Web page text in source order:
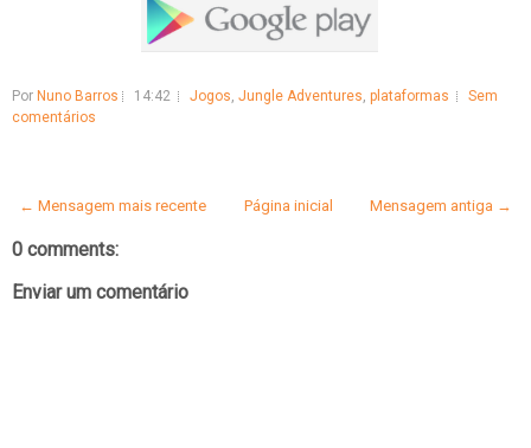
Por Nuno Barros 14:42 Jogos, Jungle Adventures, plataformas
Sem
comentários
← Mensagem mais recente Mensagem antiga →
Página inicial
0 comments:
Enviar um comentário